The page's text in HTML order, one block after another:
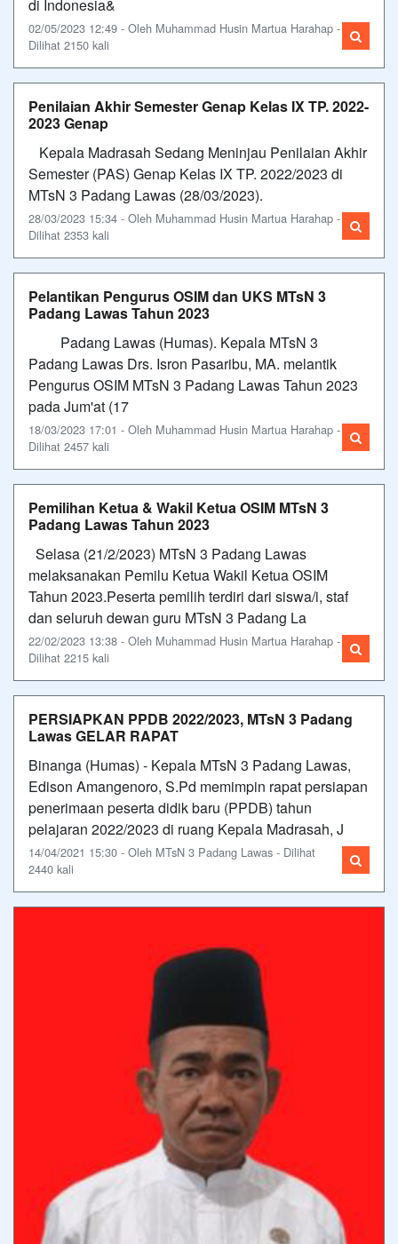
di Indonesia&
02/05/2023 12:49 - Oleh Muhammad Husin Martua Harahap -
Dilihat 2150 kali
Penilaian Akhir Semester Genap Kelas IX TP. 2022-
2023 Genap
Kepala Madrasah Sedang Meninjau Penilaian Akhir
Semester (PAS) Genap Kelas IX TP. 2022/2023 di
MTsN 3 Padang Lawas (28/03/2023).
28/03/2023 15:34 - Oleh Muhammad Husin Martua Harahap -
Dilihat 2353 kali
Pelantikan Pengurus OSIM dan UKS MTsN 3
Padang Lawas Tahun 2023
Padang Lawas (Humas). Kepala MTsN 3
Padang Lawas Drs. Isron Pasaribu, MA. melantik
Pengurus OSIM MTsN 3 Padang Lawas Tahun 2023
pada Jum'at (17
18/03/2023 17:01 - Oleh Muhammad Husin Martua Harahap -
Dilihat 2457 kali
Pemilihan Ketua & Wakil Ketua OSIM MTsN 3
Padang Lawas Tahun 2023
Selasa (21/2/2023) MTsN 3 Padang Lawas
melaksanakan Pemilu Ketua Wakil Ketua OSIM
Tahun 2023.Peserta pemilih terdiri dari siswa/i, staf
dan seluruh dewan guru MTsN 3 Padang La
22/02/2023 13:38 - Oleh Muhammad Husin Martua Harahap -
Dilihat 2215 kali
PERSIAPKAN PPDB 2022/2023, MTsN 3 Padang
Lawas GELAR RAPAT
Binanga (Humas) - Kepala MTsN 3 Padang Lawas,
Edison Amangenoro, S.Pd memimpin rapat persiapan
penerimaan peserta didik baru (PPDB) tahun
pelajaran 2022/2023 di ruang Kepala Madrasah, J
14/04/2021 15:30 - Oleh MTsN 3 Padang Lawas - Dilihat
2440 kali